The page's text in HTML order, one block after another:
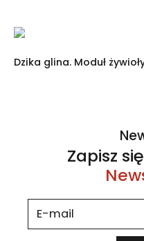
Dzika glina. Moduł
Zapisz